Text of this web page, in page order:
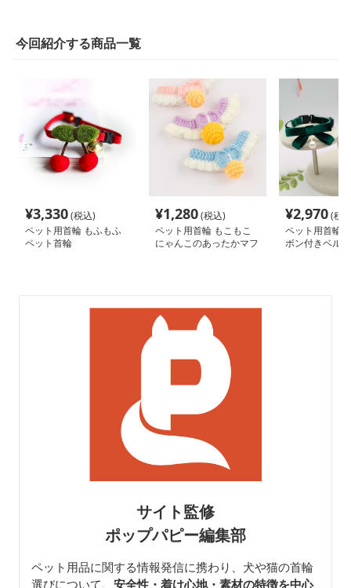
今回紹介する商品一覧
¥3,330(税込)
ペット用首輪 もふもふ
ペット首輪
¥1,280(税込)
ペット用首輪 もこもこ
にゃんこのあったかマフ
¥2,970(税
ペット用首輪
ボン付きベル
サイト監修
ポップパピー編集部
ペット用品に関する情報発信に携わり、犬や猫の首輪
選びについて、 安全性・着け心地・素材の特徴を中心